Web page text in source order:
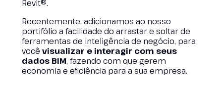
Revit®.
Recentemente, adicionamos ao nosso
portifólio a facilidade do arrastar e soltar de
ferramentas de inteligência de negócio, para
vocêvisualizar e interagir com seus
dados BIM, fazendo com que gerem
economia e eficiência para a sua empresa.